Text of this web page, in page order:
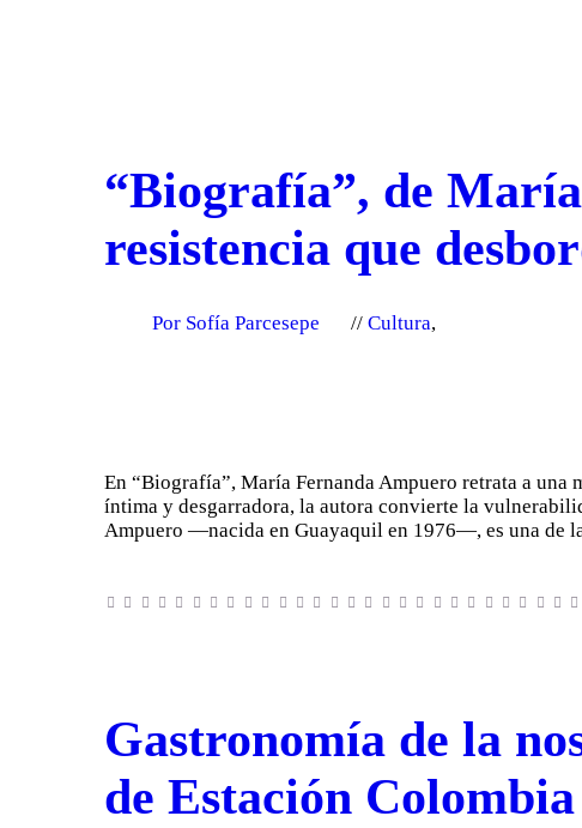
“Biografía”, de
resistencia que
Por Sofía Parcesepe Cultura,
En “Biografía”, María Fernanda Ampuero retrata a
íntima y desgarradora, la autora convierte la
Ampuero —nacida en Guayaquil en 1976—, es una de
Gastronomía de la
de Estación Colombia